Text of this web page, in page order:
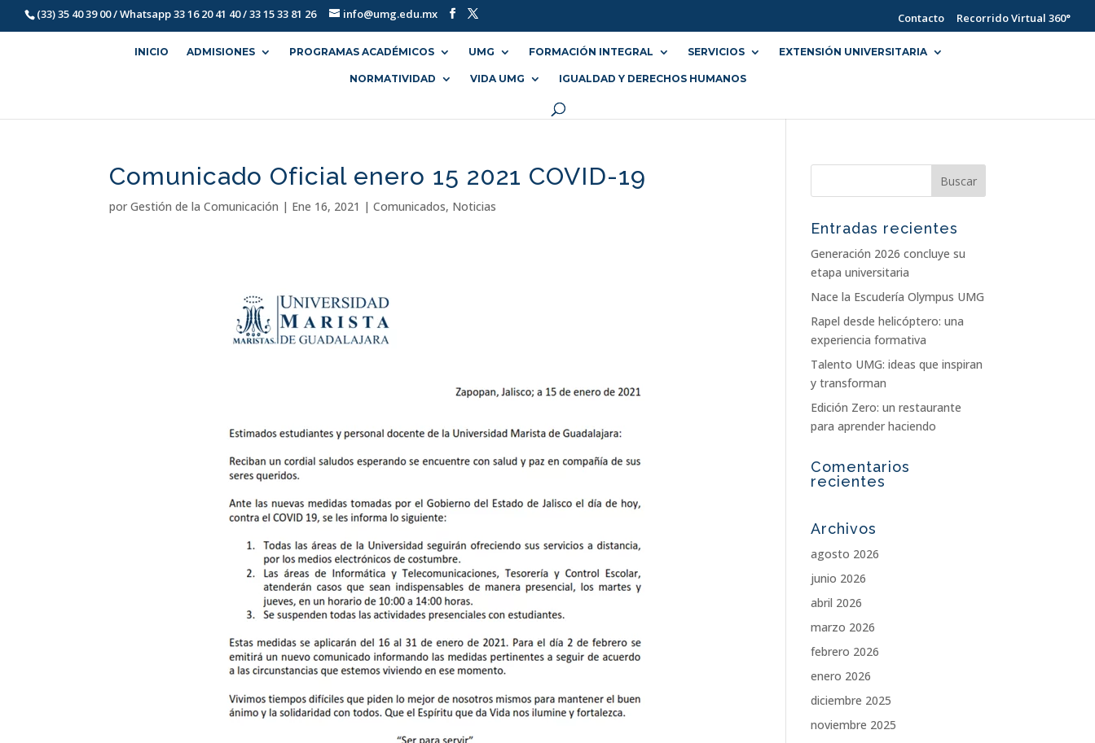
(33) 35 40 39 00 / Whatsapp 33 16 20 41 40 / 33 15 33 81 26 info@umg.edu.mx Contacto Recorrido Virtual 360°
INICIO ADMISIONES PROGRAMAS ACADÉMICOS UMG FORMACIÓN INTEGRAL SERVICIOS EXTENSIÓN UNIVERSITARIA
NORMATIVIDAD VIDA UMG IGUALDAD Y DERECHOS HUMANOS
Comunicado Oficial enero 15 2021 COVID-19
porGestión de la Comunicación | Ene 16, 2021 |Comunicados, Noticias
Entradas recientes
Generación 2026 concluye su
etapa universitaria
Nace la Escudería Olympus UMG
Rapel desde helicóptero: una
experiencia formativa
Talento UMG: ideas que inspiran
y transforman
Edición Zero: un restaurante
para aprender haciendo
Comentarios
recientes
Archivos
agosto 2026
junio 2026
abril 2026
marzo 2026
febrero 2026
enero 2026
diciembre 2025
noviembre 2025